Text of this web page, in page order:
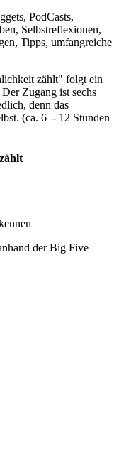
PodCasts,
Selbstreflexionen,
Tipps, umfangreiche
zählt" folgt ein
Zugang ist sechs
denn das
(ca. 6 - 12 Stunden
der Big Five